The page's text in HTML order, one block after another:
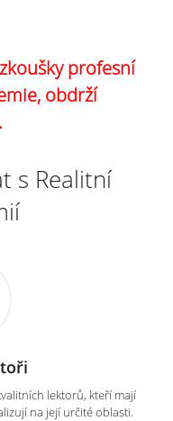
profesní
obdrží
s Realitní
lektorů, kteří mají
na její určité oblasti.